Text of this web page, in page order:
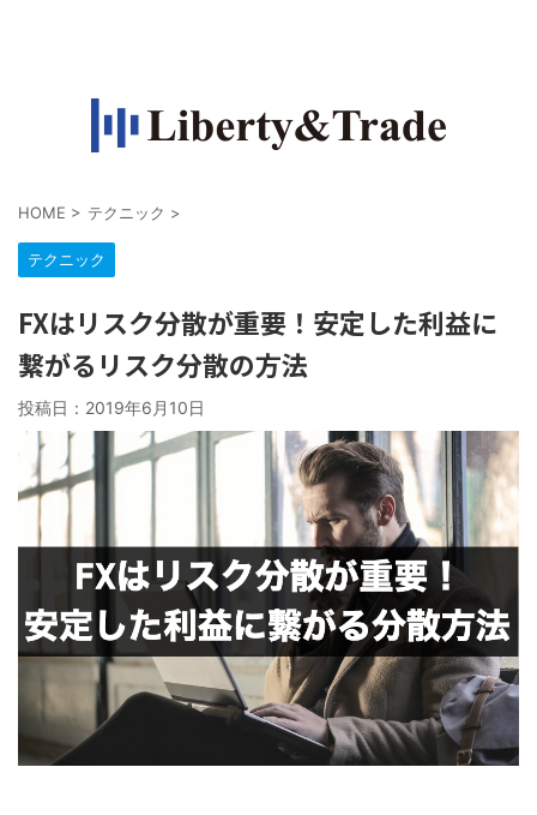
HOME > テクニック >
テクニック
FXはリスク分散が重要！安定した利益に
繋がるリスク分散の方法
投稿日： 2019年6月10日